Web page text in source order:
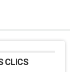
CLICS